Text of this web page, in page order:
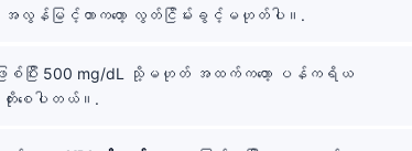
လွန်မြင့်တာကတော့ လွတ်ငြိမ်းခွင့်မဟုတ်ပါ။.
ြစ်ပြီး 500 mg/dL သို့မဟုတ် အထက်ကတော့ ပန်ကရိယ
းစေပါတယ်။.